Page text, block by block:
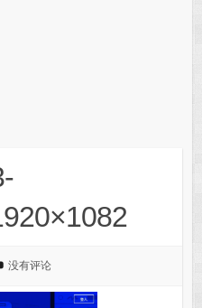
没有评论